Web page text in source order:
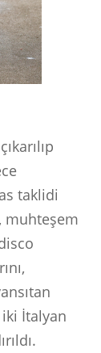
taklidi
muhteşem
iki İtalyan